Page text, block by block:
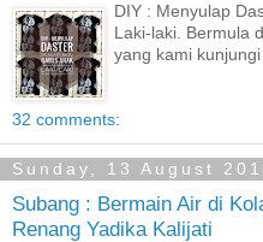
DIY : Menyulap
Laki-laki. Bermula
yang kami
32 comments:
Sunday, 13 August
Subang : Bermain Air di
Renang Yadika Kalijati